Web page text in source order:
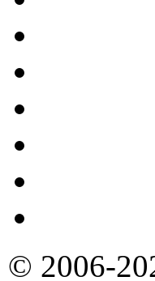
© 2006-